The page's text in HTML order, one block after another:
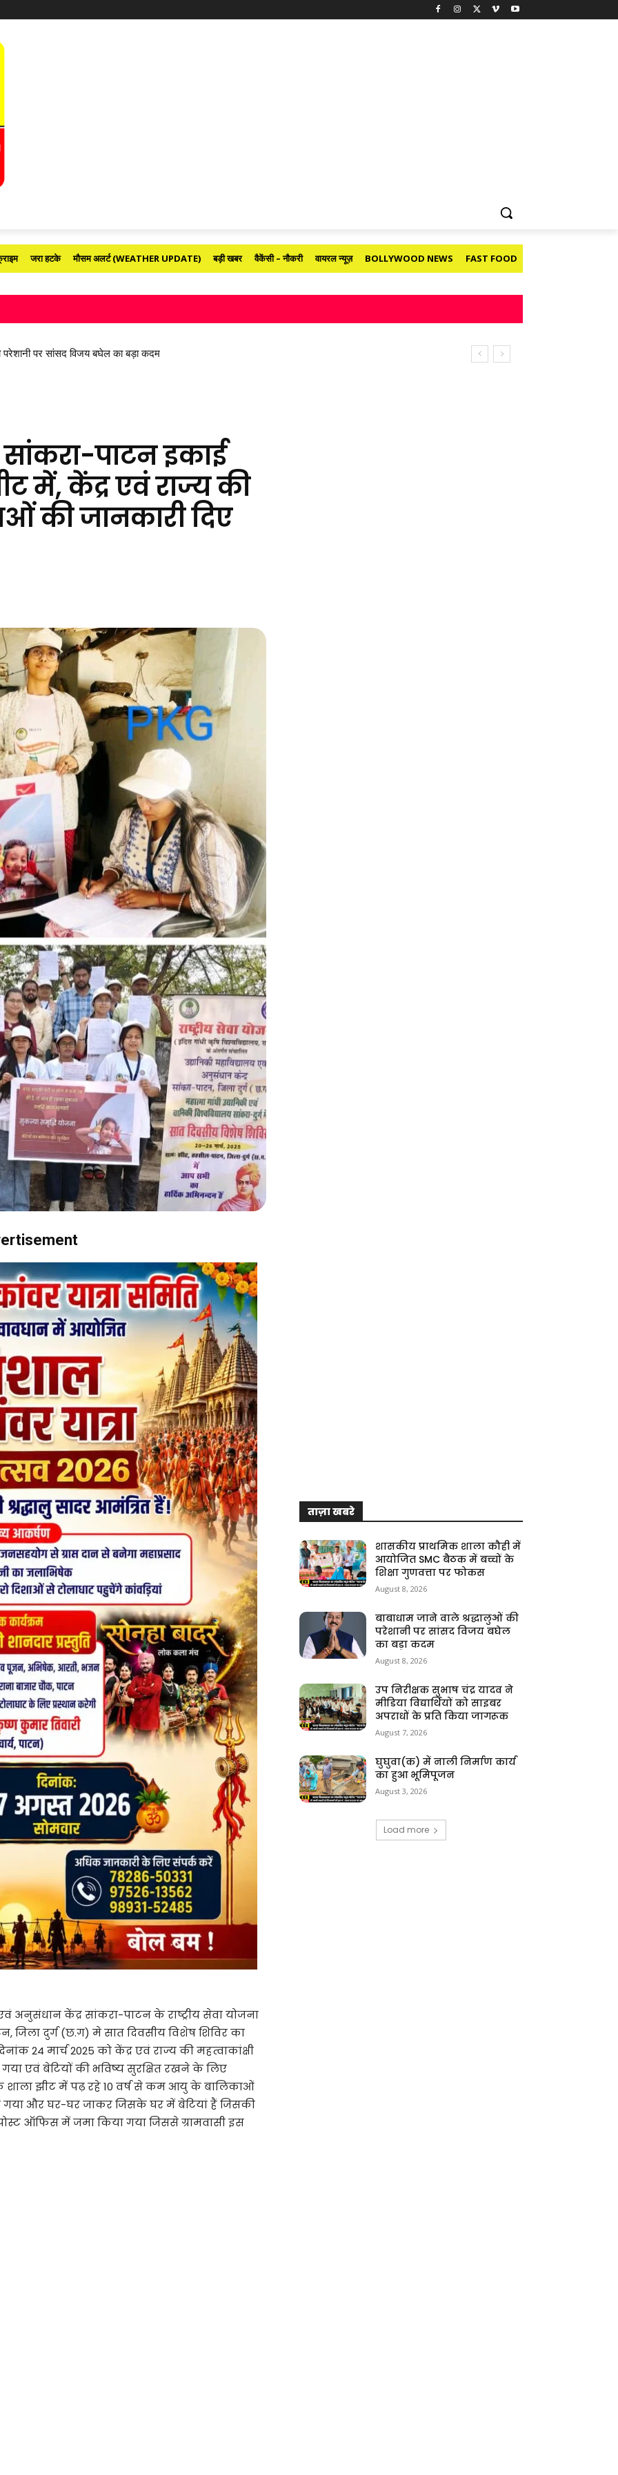
जरा हटके मौसम अलर्ट (WEATHER UPDATE) बड़ी खबर वैकेंसी – नौकरी वायरल न्यूज़ BOLLYWOOD NEWS FAST FOOD
पर सांसद विजय बघेल का बड़ा कदम
विद्यार्थियों को साइबर अपराधों के प्रति किया जागरूक
सांकरा-पाटन इकाई
में, केंद्र एवं राज्य की
की जानकारी दिए
अनुसंधान केंद्र सांकरा-पाटन के राष्ट्रीय सेवा योजना
जिला दुर्ग (छ.ग) मे सात दिवसीय विशेष शिविर का
24 मार्च 2025 को केंद्र एवं राज्य की महत्वाकांक्षी
गया एवं बेटियों की भविष्य सुरक्षित रखने के लिए
शाला झीट में पढ़ रहे 10 वर्ष से कम आयु के बालिकाओं
गया और घर-घर जाकर जिसके घर में बेटियां हैं जिसकी
ऑफिस में जमा किया गया जिससे ग्रामवासी इस
ताज़ा खबरे
शासकीय प्राथमिक शाला कौही में
आयोजित SMC बैठक में बच्चों के
शिक्षा गुणवत्ता पर फोकस
August 8, 2026
बाबाधाम जाने वाले श्रद्धालुओं की
परेशानी पर सांसद विजय बघेल
का बड़ा कदम
August 8, 2026
उप निरीक्षक सुभाष चंद्र यादव ने
मीडिया विद्यार्थियों को साइबर
अपराधों के प्रति किया जागरूक
August 7, 2026
घुघुवा(क) में नाली निर्माण कार्य
का हुआ भूमिपूजन
August 3, 2026
Load more